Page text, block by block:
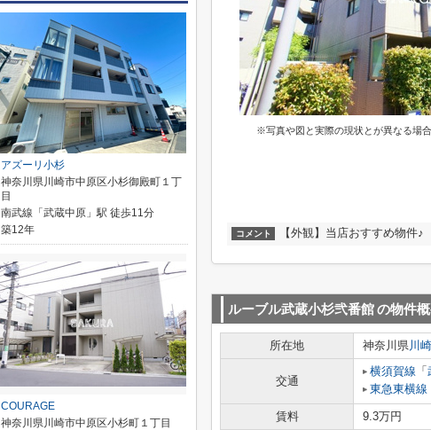
※写真や図と実際の現状とが異なる場
コメント 【外観】当店おすすめ物件♪
ルーブル武蔵小杉弐番館の物件
所在地 神奈川県川
交通
横須賀線 「
東急東横線
賃料 9.3万円
アズーリ小杉
神奈川県川崎市中原区小杉御殿町１丁
目
南武線「武蔵中原」駅 徒歩11分
築12年
COURAGE
神奈川県川崎市中原区小杉町１丁目